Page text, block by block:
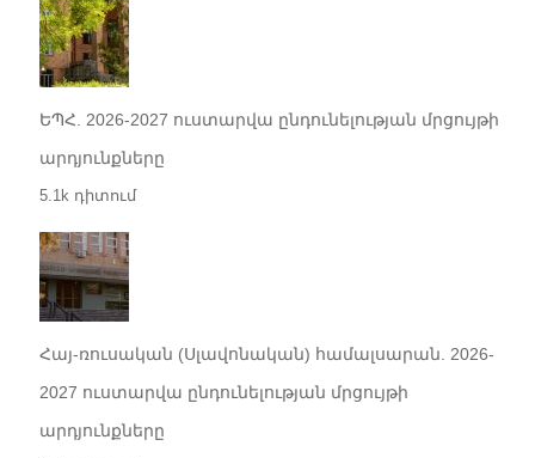
ԵՊՀ. 2026-2027 ուստարվա ընդունելության մրցույթի
արդյունքները
5.1k դիտում
Հայ-ռուսական (Սլավոնական) համալսարան. 2026-
2027 ուստարվա ընդունելության մրցույթի
արդյունքները